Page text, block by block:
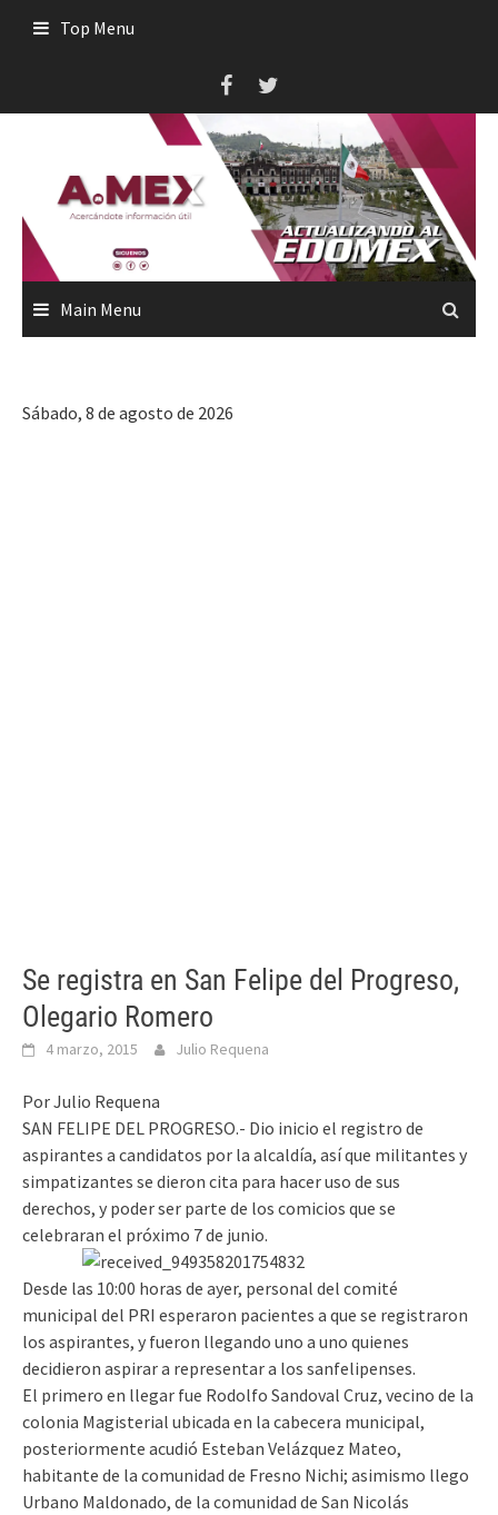
Top Menu
Main Menu
Sábado, 8 de agosto de 2026
Se registra en San Felipe del Progreso,
Olegario Romero
4 marzo, 2015 Julio Requena
Por Julio Requena
SAN FELIPE DEL PROGRESO.- Dio inicio el registro de
aspirantes a candidatos por la alcaldía, así que militantes y
simpatizantes se dieron cita para hacer uso de sus
derechos, y poder ser parte de los comicios que se
celebraran el próximo 7 de junio.
Desde las 10:00 horas de ayer, personal del comité
municipal del PRI esperaron pacientes a que se registraron
los aspirantes, y fueron llegando uno a uno quienes
decidieron aspirar a representar a los sanfelipenses.
El primero en llegar fue Rodolfo Sandoval Cruz, vecino de la
colonia Magisterial ubicada en la cabecera municipal,
posteriormente acudió Esteban Velázquez Mateo,
habitante de la comunidad de Fresno Nichi; asimismo llego
Urbano Maldonado, de la comunidad de San Nicolás